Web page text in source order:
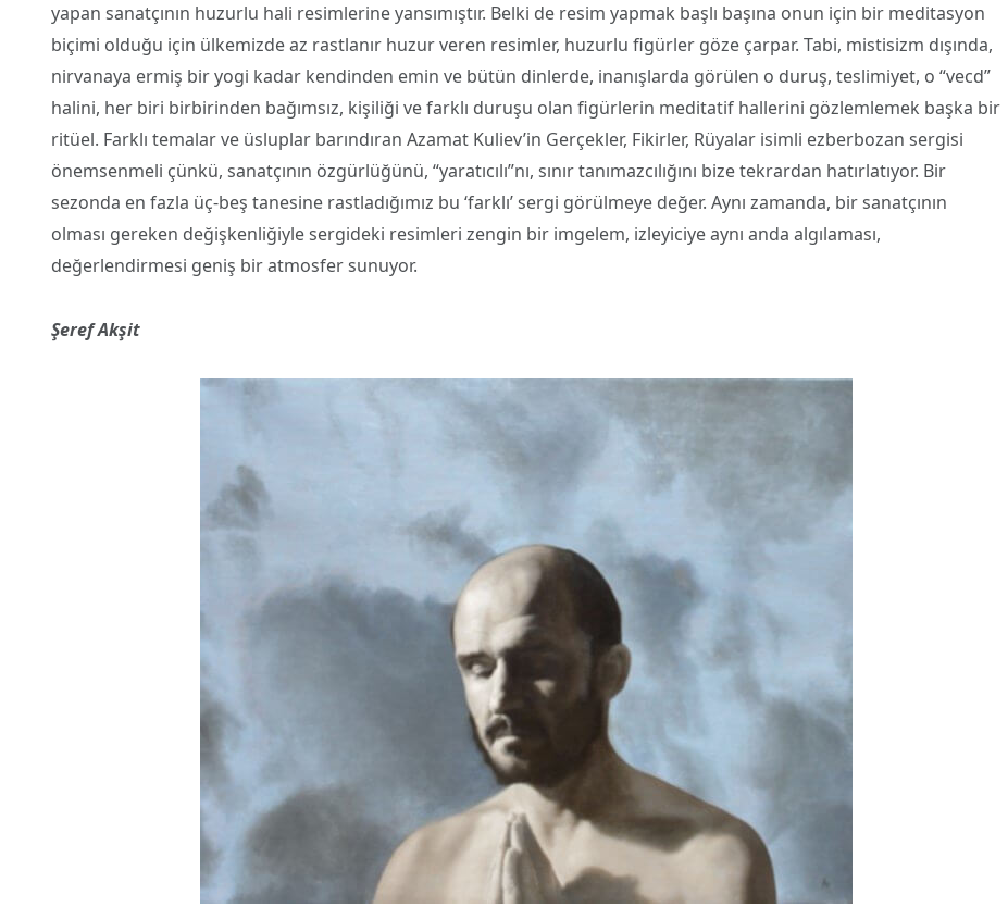
yapan sanatçının huzurlu hali resimlerine yansımıştır. Belki de resim yapmak başlı başına onun için bir meditasyon
biçimi olduğu için ülkemizde az rastlanır huzur veren resimler, huzurlu figürler göze çarpar. Tabi, mistisizm dışında,
nirvanaya ermiş bir yogi kadar kendinden emin ve bütün dinlerde, inanışlarda görülen o duruş, teslimiyet, o “vecd”
halini, her biri birbirinden bağımsız, kişiliği ve farklı duruşu olan figürlerin meditatif hallerini gözlemlemek başka bir
ritüel. Farklı temalar ve üsluplar barındıran Azamat Kuliev’in Gerçekler, Fikirler, Rüyalar isimli ezberbozan sergisi
önemsenmeli çünkü, sanatçının özgürlüğünü, “yaratıcılı”nı, sınır tanımazcılığını bize tekrardan hatırlatıyor. Bir
sezonda en fazla üç-beş tanesine rastladığımız bu ‘farklı’ sergi görülmeye değer. Aynı zamanda, bir sanatçının
olması gereken değişkenliğiyle sergideki resimleri zengin bir imgelem, izleyiciye aynı anda algılaması,
değerlendirmesi geniş bir atmosfer sunuyor.
Şeref Akşit